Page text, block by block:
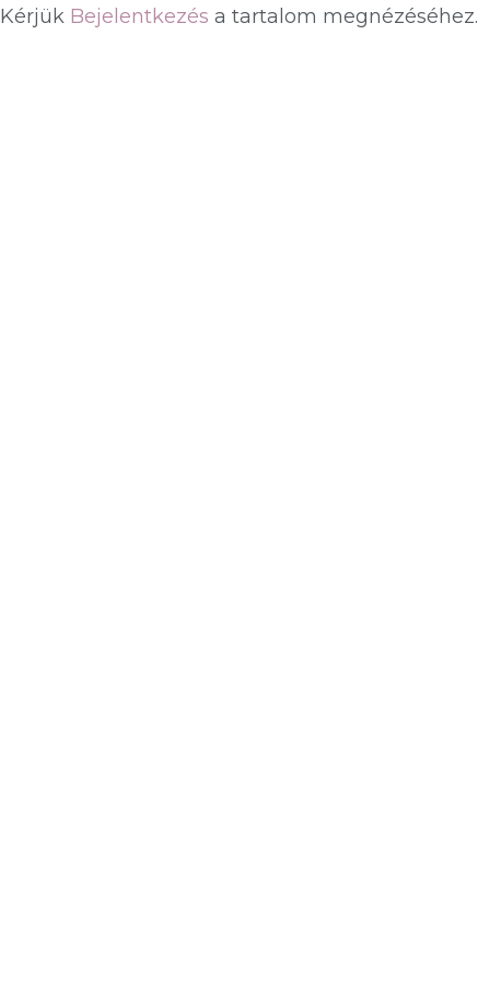
Kérjük Bejelentkezés a tartalom megnézéséhez.